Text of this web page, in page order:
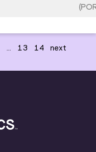
... 13 14 next